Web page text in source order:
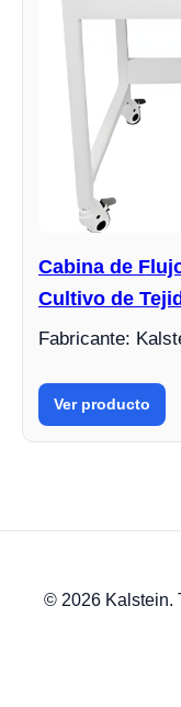
Cabina de
Cultivo de
Fabricante:
Ver producto
© 2026 Kalstein.